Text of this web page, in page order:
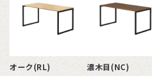
オーク(RL) 濃木目(NC)